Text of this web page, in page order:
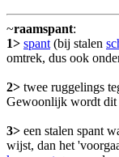
~raamspant:
1> spant (bij stalen
omtrek, dus ook
2> twee ruggelings
Gewoonlijk wordt dit
3> een stalen spant
wijst, dan het